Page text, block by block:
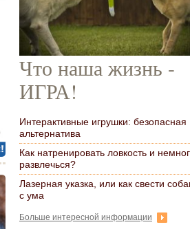
Что наша жизнь -
ИГРА!
Интерактивные игрушки: безопасная
альтернатива
Как натренировать ловкость и
развлечься?
Лазерная указка, или как свести
с ума
Больше интересной информации